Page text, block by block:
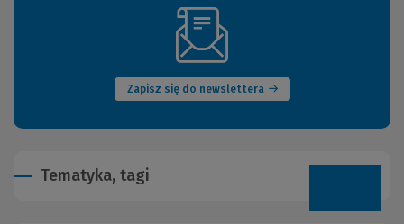
Zapisz się do newslettera
(Nowe
okno)
Tematyka, tagi